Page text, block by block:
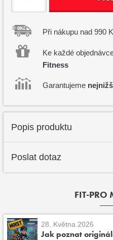
Při nákupu nad 990
Ke každé
Fitness
Garantujeme
Popis produktu
Poslat dotaz
FIT-PRO
28. Května 2026
Jak poznat